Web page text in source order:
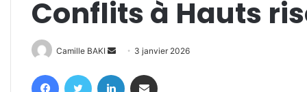
Conflits à Hauts
Camille BAKI
Envoyer
courriel
3 janvier 2026
FacebookTwitter Linkedin